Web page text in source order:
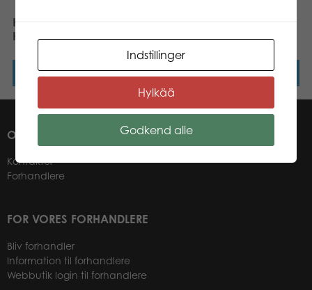
Heros Constructor – 6-i-1,
Hjullæsser, 140 dele
Læs mere
Heros Constructor – 4-i-1,
Gravemaskine, 170 dele
Læs mere
OM OS
Kontakter
Forhandlere
FOR VORES FORHANDLERE
Bliv forhandler
Information til forhandlere
Webbutik login til forhandlere
Indstillinger
Hylkää
Godkend alle